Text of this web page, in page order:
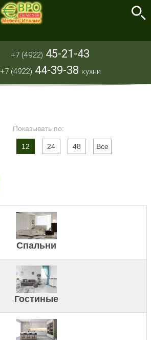
+7 (4922) 45-21-43
+7 (4922) 44-39-38 кухни
Показывать по:
12 24 48 Все
Спальни
Гостиные